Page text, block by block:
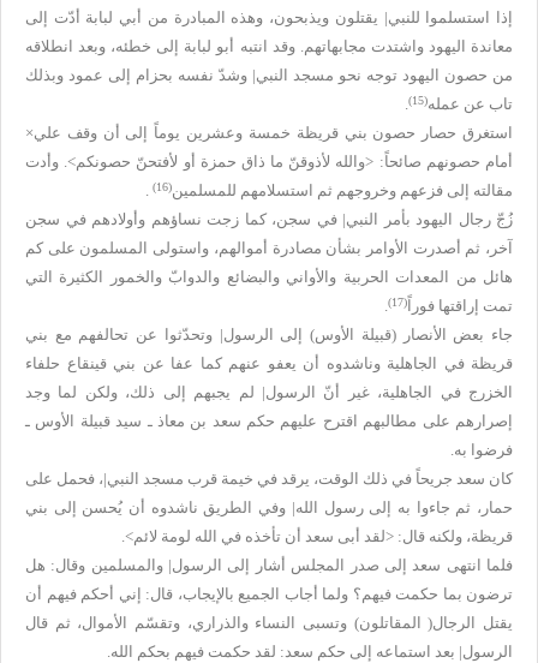
إذا استسلموا للنبي| يقتلون ويذبحون، وهذه المبادرة من أبي لبابة أدّت إلى
معاندة اليهود واشتدت مجابهاتهم. وقد انتبه أبو لبابة إلى خطئه، وبعد انطلاقه
من حصون اليهود توجه نحو مسجد النبي| وشدّ نفسه بحزام إلى عمود وبذلك
تاب عن عمله(15)
.
استغرق حصار حصون بني قريظة خمسة وعشرين يوماً إلى أن وقف علي×
أمام حصونهم صائحاً: <والله لأذوقنّ ما ذاق حمزة أو لأفتحنّ حصونكم>. وأدت
مقالته إلى فزعهم وخروجهم ثم استسلامهم للمسلمين(16)
.
زُجّ رجال اليهود بأمر النبي| في سجن، كما زجت نساؤهم وأولادهم في سجن
آخر، ثم أصدرت الأوامر بشأن مصادرة أموالهم، واستولى المسلمون على كم
هائل من المعدات الحربية والأواني والبضائع والدوابّ والخمور الكثيرة التي
تمت إراقتها فوراً
(17)
.
جاء بعض الأنصار (قبيلة الأوس) إلى الرسول| وتحدّثوا عن تحالفهم مع بني
قريظة في الجاهلية وناشدوه أن يعفو عنهم كما عفا عن بني قينقاع حلفاء
الخزرج في الجاهلية، غير أنّ الرسول| لم يجبهم إلى ذلك، ولكن لما وجد
إصرارهم على مطالبهم اقترح عليهم حكم سعد بن معاذ ـ سيد قبيلة الأوس ـ
فرضوا به.
كان سعد جريحاً في ذلك الوقت، يرقد في خيمة قرب مسجد النبي|، فحمل على
حمار، ثم جاءوا به إلى رسول الله| وفي الطريق ناشدوه أن يُحسن إلى بني
قريظة، ولكنه قال: <لقد أبى سعد أن تأخذه في الله لومة لائم>.
فلما انتهى سعد إلى صدر المجلس أشار إلى الرسول| والمسلمين وقال: هل
ترضون بما حكمت فيهم؟ ولما أجاب الجميع بالإيجاب، قال: إني أحكم فيهم أن
يقتل الرجال( المقاتلون) وتسبى النساء والذراري، وتقسّم الأموال، ثم قال
الرسول| بعد استماعه إلى حكم سعد: لقد حكمت فيهم بحكم الله.